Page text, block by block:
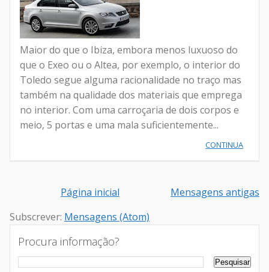
Maior do que o Ibiza, embora menos luxuoso do
que o Exeo ou o Altea, por exemplo, o interior do
Toledo segue alguma racionalidade no traço mas
também na qualidade dos materiais que emprega
no interior. Com uma carroçaria de dois corpos e
meio, 5 portas e uma mala suficientemente...
CONTINUA
Mensagens antigas
Página inicial
Subscrever: Mensagens (Atom)
Procura informação?